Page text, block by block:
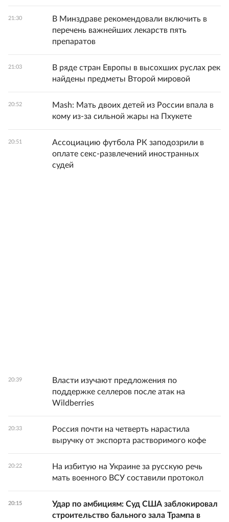
21:30
В Минздраве рекомендовали включить в
перечень важнейших лекарств пять
препаратов
21:03
В ряде стран Европы в высохших руслах рек
найдены предметы Второй мировой
20:52
Mash: Мать двоих детей из России впала в
кому из-за сильной жары на Пхукете
20:51
Ассоциацию футбола РК заподозрили в
оплате секс-развлечений иностранных
судей
20:39
Власти изучают предложения по
поддержке селлеров после атак на
Wildberries
20:33
Россия почти на четверть нарастила
выручку от экспорта растворимого кофе
20:22
На избитую на Украине за русскую речь
мать военного ВСУ составили протокол
20:15
Удар по амбициям: Суд США заблокировал
строительство бального зала Трампа в